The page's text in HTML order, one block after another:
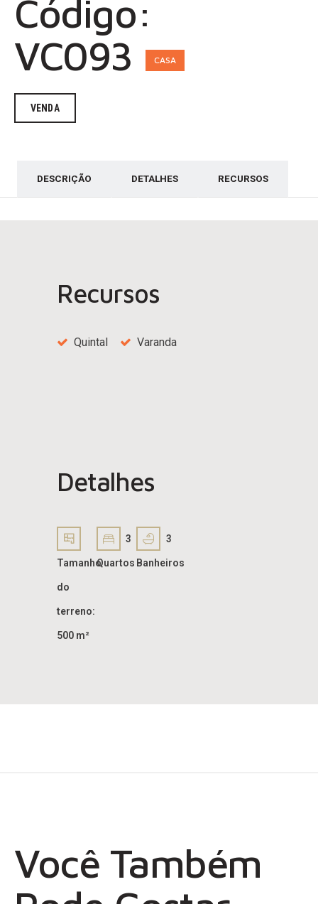
Código:
VC093
CASA
VENDA
DESCRIÇÃO DETALHES RECURSOS
Recursos
Quintal Varanda
Detalhes
Tamanho
do
terreno:
500 m²
3
Quartos
3
Banheiros
Você Também